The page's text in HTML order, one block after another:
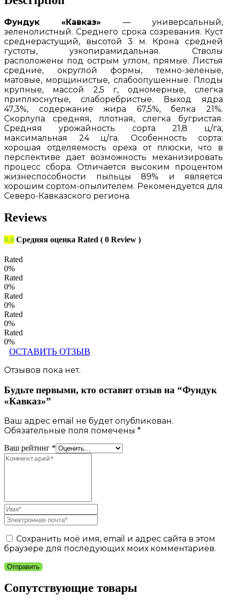
Фундук «Кавказ» — универсальный,
зеленолистный. Среднего срока созревания. Куст
среднерастущий, высотой 3 м. Крона средней
густоты, узкопирамидальная. Стволы
расположены под острым углом, прямые. Листья
средние, округлой формы, темно-зеленые,
матовые, морщинистые, слабоопушенные. Плоды
крупные, массой 2,5 г, одномерные, слегка
приплюснутые, слаборебристые. Выход ядра
47,3%, содержание жира 67,5%, белка 21%.
Скорлупа средняя, плотная, слегка бугристая.
Средняя урожайность сорта 21,8 ц/га,
максимальная 24 ц/га. Особенность сорта:
хорошая отделяемость ореха от плюски, что в
перспективе дает возможность механизировать
процесс сбора. Отличается высоким процентом
жизнеспособности пыльцы 89% и является
хорошим сортом-опылителем. Рекомендуется для
Северо-Кавказского региона.
Reviews
0.0 Средняя оценка Rated ( 0 Review )
Rated
0%
Rated
0%
Rated
0%
Rated
0%
Rated
0%
Отзывов пока нет.
Будьте первыми, кто оставит отзыв на “Фундук
«Кавказ»”
Ваш адрес email не будет опубликован.
Обязательные поля помечены *
Ваш рейтинг *
Сохранить моё имя, email и адрес сайта в этом
браузере для последующих моих комментариев.
Отправить
Сопутствующие товары